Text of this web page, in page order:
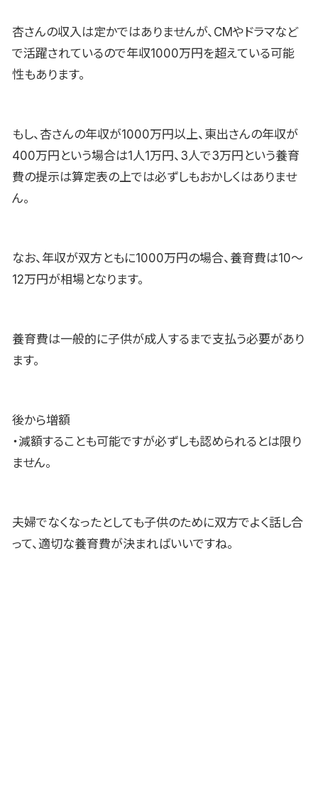
杏さんの収入は定かではありませんが、CMやドラマなど
で活躍されているので年収1000万円を超えている可能
性もあります。
もし、杏さんの年収が1000万円以上、東出さんの年収が
400万円という場合は1人1万円、3人で3万円という養育
費の提示は算定表の上では必ずしもおかしくはありませ
ん。
なお、年収が双方ともに1000万円の場合、養育費は10〜
12万円が相場となります。
養育費は一般的に子供が成人するまで支払う必要があり
ます。
後から増額
・減額することも可能ですが必ずしも認められるとは限り
ません。
夫婦でなくなったとしても子供のために双方でよく話し合
って、適切な養育費が決まればいいですね。